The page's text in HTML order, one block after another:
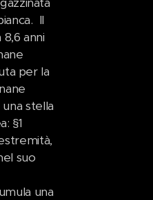
Il
anni
per la
stella
§1
suo
una